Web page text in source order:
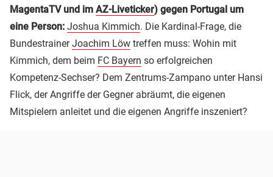
MagentaTV und im AZ-Liveticker) gegen Portugal um
eine Person: Joshua Kimmich. Die Kardinal-Frage, die
BundestrainerJoachim Löw treffen muss: Wohin mit
Kimmich, dem beim FC Bayern so erfolgreichen
Kompetenz-Sechser? Dem Zentrums-Zampano unter Hansi
Flick, der Angriffe der Gegner abräumt, die eigenen
Mitspielern anleitet und die eigenen Angriffe inszeniert?